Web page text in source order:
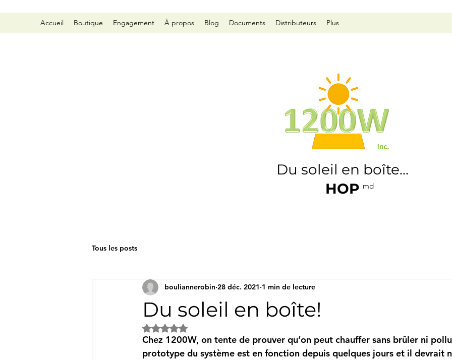
Accueil Boutique Engagement À propos Blog Documents Distributeurs Plus
Du soleil en boîte...
HOP md
Tous les posts
Du soleil en boîte!
bouliannerobin 28 déc. 2021 1 min de lecture
Noté NaN étoiles sur 5.
Chez 1200W, on tente de prouver qu’on peut chauffer sans brûler ni
prototype du système est en fonction depuis quelques jours et il devrait